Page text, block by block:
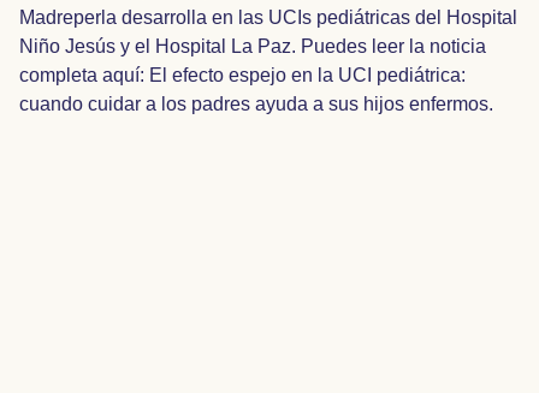
Madreperla desarrolla en las UCIs pediátricas del Hospital
Niño Jesús y el Hospital La Paz. Puedes leer la noticia
completa aquí: El efecto espejo en la UCI pediátrica:
cuando cuidar a los padres ayuda a sus hijos enfermos.